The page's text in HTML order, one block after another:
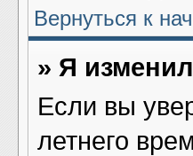
Вернуться к
» Я
Если вы
летнего